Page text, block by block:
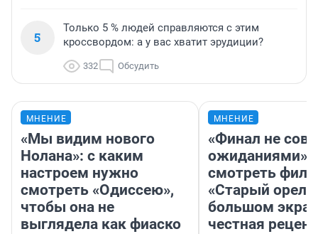
5
Только 5 % людей справляются с этим
кроссвордом: а у вас хватит эрудиции?
332 Обсудить
МНЕНИЕ
«Мы видим нового
Нолана»: с каким
настроем нужно
смотреть «Одиссею»,
чтобы она не
выглядела как фиаско
МНЕНИЕ
«Финал не
ожиданиями»:
смотреть
«Старый орел»
большом
честная